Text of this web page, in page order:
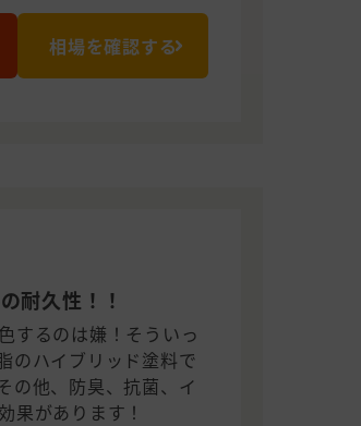
相場を確認する
耐久性！！
するのは嫌！そういっ
のハイブリッド塗料で
の他、防臭、抗菌、イ
果があります！